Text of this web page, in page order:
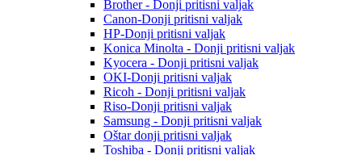
Brother - Donji pritisni valjak
Canon-Donji pritisni valjak
HP-Donji pritisni valjak
Konica Minolta - Donji pritisni valjak
Kyocera - Donji pritisni valjak
OKI-Donji pritisni valjak
Ricoh - Donji pritisni valjak
Riso-Donji pritisni valjak
Samsung - Donji pritisni valjak
Oštar donji pritisni valjak
Toshiba - Donji pritisni valjak